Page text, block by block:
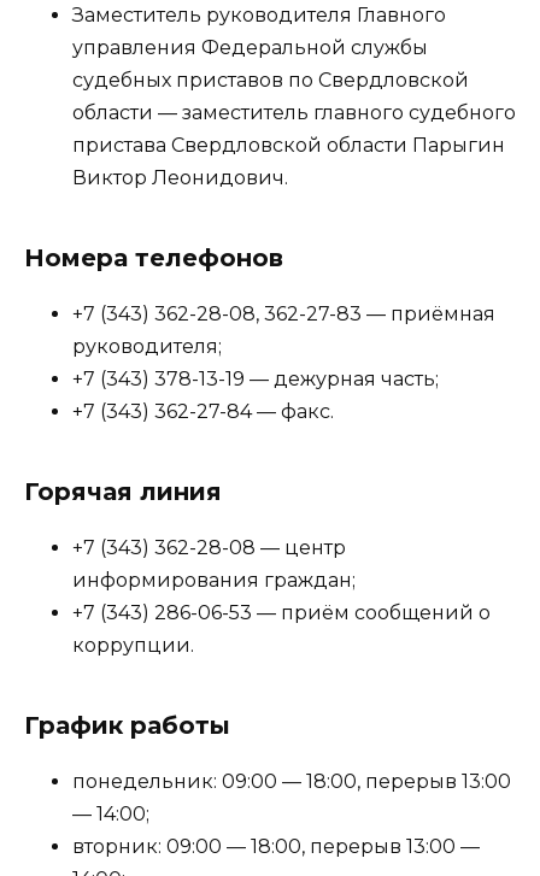
Заместитель руководителя Главного
управления Федеральной службы
судебных приставов по Свердловской
области — заместитель главного судебного
пристава Свердловской области Парыгин
Виктор Леонидович.
Номера телефонов
+7 (343) 362-28-08, 362-27-83 — приёмная
руководителя;
+7 (343) 378-13-19 — дежурная часть;
+7 (343) 362-27-84 — факс.
Горячая линия
+7 (343) 362-28-08 — центр
информирования граждан;
+7 (343) 286-06-53 — приём сообщений о
коррупции.
График работы
понедельник: 09:00 — 18:00, перерыв 13:00
— 14:00;
вторник: 09:00 — 18:00, перерыв 13:00 —